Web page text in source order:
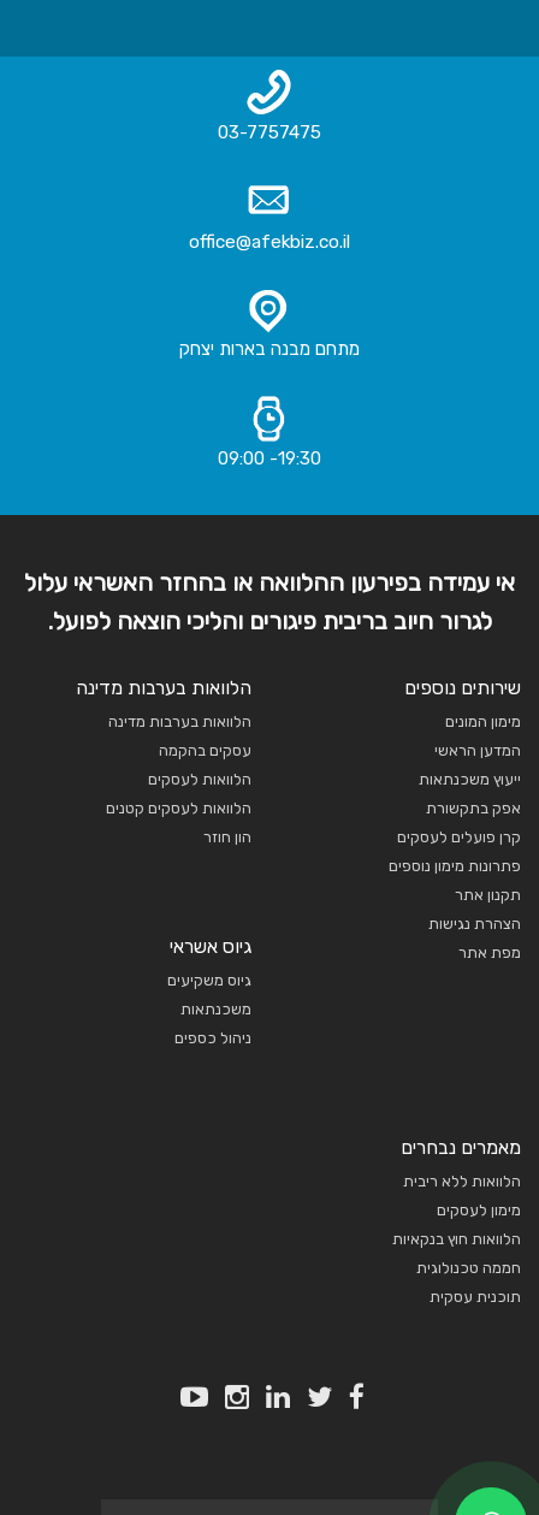
03-7757475
office@afekbiz.co.il
מתחם מבנה בארות יצחק
19:30- 09:00
אי עמידה בפירעון ההלוואה או בהחזר האשראי עלול
לגרור חיוב בריבית פיגורים והליכי הוצאה לפועל.
שירותים נוספים
מימון המונים
המדען הראשי
ייעוץ משכנתאות
אפק בתקשורת
קרן פועלים לעסקים
פתרונות מימון נוספים
תקנון אתר
הצהרת נגישות
מפת אתר
הלוואות בערבות מדינה
הלוואות בערבות מדינה
עסקים בהקמה
הלוואות לעסקים
הלוואות לעסקים קטנים
הון חוזר
גיוס אשראי
גיוס משקיעים
משכנתאות
ניהול כספים
מאמרים נבחרים
הלוואות ללא ריבית
מימון לעסקים
הלוואות חוץ בנקאיות
חממה טכנולוגית
תוכנית עסקית